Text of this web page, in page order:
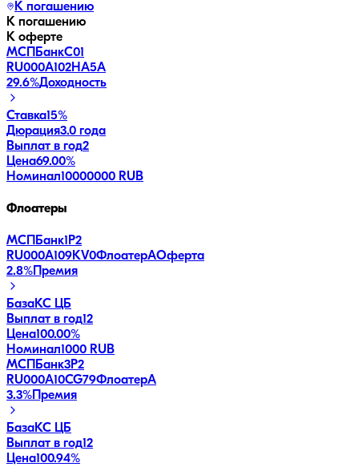
К погашению
К погашению
К оферте
МСПБанкС01
RU000A102HA5A
29.6%Доходность
Ставка15%
Дюрация3.0 года
Выплат в год2
Цена69.00%
Номинал10000000 RUB
Флоатеры
МСПБанк1P2
RU000A109KV0ФлоатерAОферта
2.8% Премия
БазаКС ЦБ
Выплат в год12
Цена100.00%
Номинал1000 RUB
МСПБанк3P2
RU000A10CG79ФлоатерA
3.3% Премия
БазаКС ЦБ
Выплат в год12
Цена100.94%